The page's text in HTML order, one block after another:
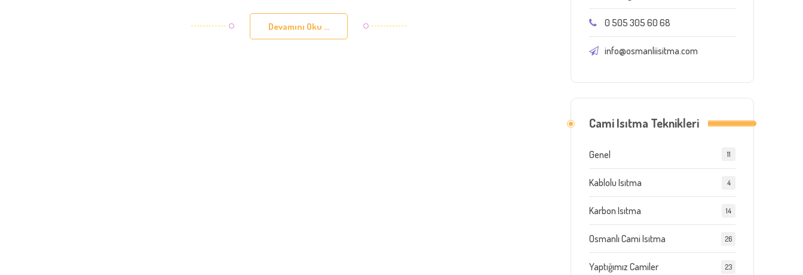
Devamını Oku ... 0 505 305 60 68
info@osmanliisitma.com
Cami Isıtma Teknikleri
Genel 11
Kablolu Isıtma 4
Karbon Isıtma 14
Osmanlı Cami Isıtma 26
Yaptığımız Camiler 23